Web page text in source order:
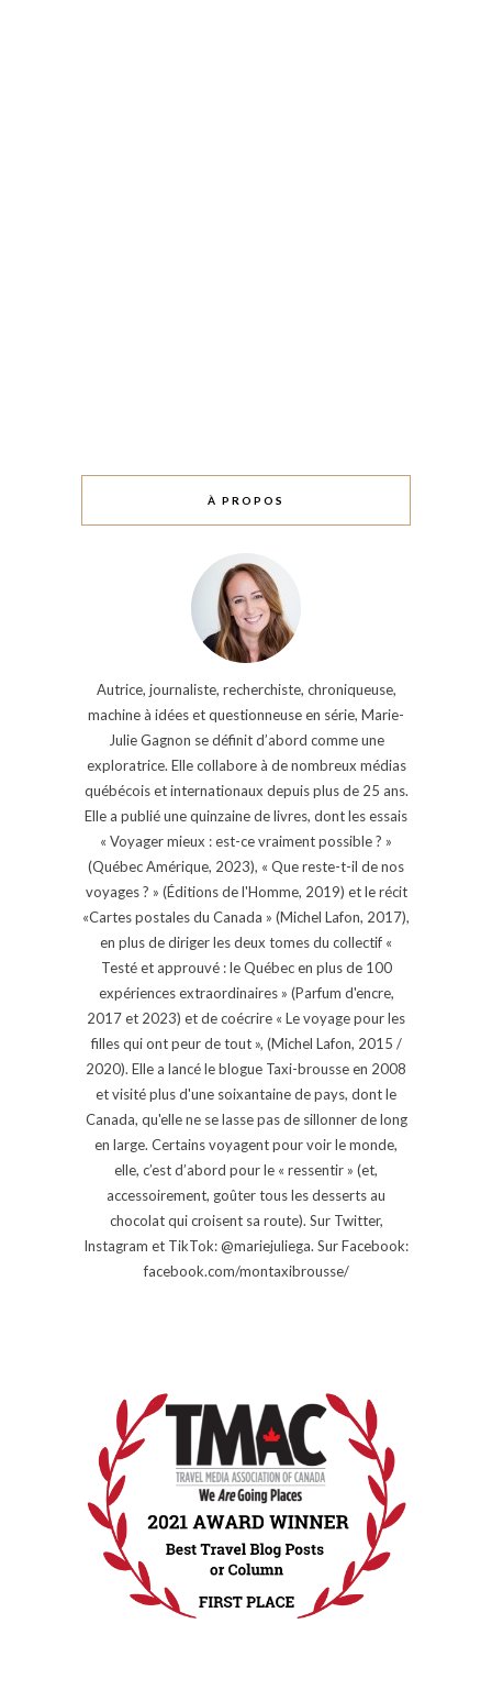
À PROPOS
Autrice, journaliste, recherchiste, chroniqueuse,
machine à idées et questionneuse en série, Marie-
Julie Gagnon se définit d’abord comme une
exploratrice. Elle collabore à de nombreux médias
québécois et internationaux depuis plus de 25 ans.
Elle a publié une quinzaine de livres, dont les essais
« Voyager mieux : est-ce vraiment possible ? »
(Québec Amérique, 2023), « Que reste-t-il de nos
voyages ? » (Éditions de l'Homme, 2019) et le récit
«Cartes postales du Canada » (Michel Lafon, 2017),
en plus de diriger les deux tomes du collectif «
Testé et approuvé : le Québec en plus de 100
expériences extraordinaires » (Parfum d'encre,
2017 et 2023) et de coécrire « Le voyage pour les
filles qui ont peur de tout », (Michel Lafon, 2015 /
2020). Elle a lancé le blogue Taxi-brousse en 2008
et visité plus d'une soixantaine de pays, dont le
Canada, qu'elle ne se lasse pas de sillonner de long
en large. Certains voyagent pour voir le monde,
elle, c’est d’abord pour le « ressentir » (et,
accessoirement, goûter tous les desserts au
chocolat qui croisent sa route). Sur Twitter,
Instagram et TikTok: @mariejuliega. Sur Facebook:
facebook.com/montaxibrousse/